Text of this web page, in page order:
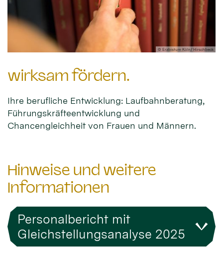
© Erzbistum Köln/ Hirschbeck
wirksam fördern.
Ihre berufliche Entwicklung: Laufbahnberatung,
Führungskräfteentwicklung und
Chancengleichheit von Frauen und Männern.
Hinweise und weitere
Informationen
Personalbericht mit
Gleichstellungsanalyse 2025